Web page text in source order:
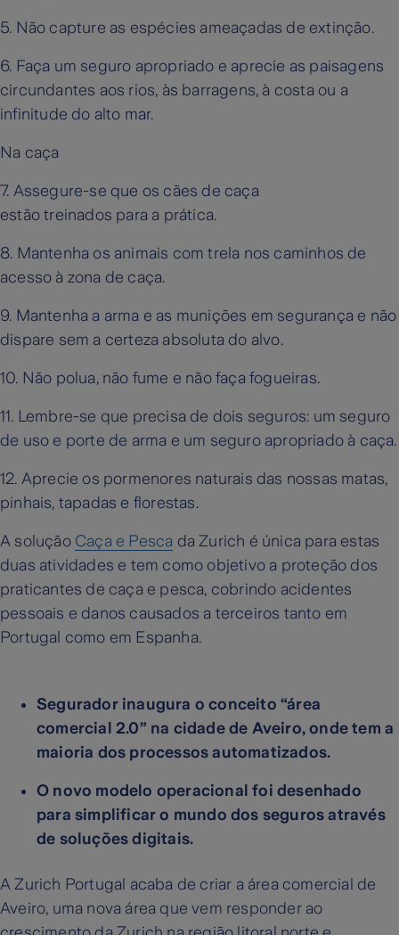
5. Não capture as espécies ameaçadas de extinção.
6. Faça um seguro apropriado e aprecie as paisagens
circundantes aos rios, às barragens, à costa ou a
infinitude do alto mar.
Na caça
7. Assegure-se que os cães de caça
estão treinados para a prática.
8. Mantenha os animais com trela nos caminhos de
acesso à zona de caça.
9. Mantenha a arma e as munições em segurança e não
dispare sem a certeza absoluta do alvo.
10. Não polua, não fume e não faça fogueiras.
11. Lembre-se que precisa de dois seguros: um seguro
de uso e porte de arma e um seguro apropriado à caça.
12. Aprecie os pormenores naturais das nossas matas,
pinhais, tapadas e florestas.
A solução Caça e Pesca da Zurich é única para estas
duas atividades e tem como objetivo a proteção dos
praticantes de caça e pesca, cobrindo acidentes
pessoais e danos causados a terceiros tanto em
Portugal como em Espanha.
Segurador inaugura o conceito “área
comercial 2.0” na cidade de Aveiro, onde tem a
maioria dos processos automatizados.
O novo modelo operacional foi desenhado
para simplificar o mundo dos seguros através
de soluções digitais.
A Zurich Portugal acaba de criar a área comercial de
Aveiro, uma nova área que vem responder ao